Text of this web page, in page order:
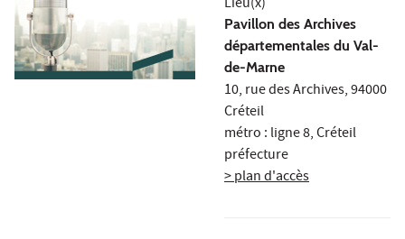
Lieu(x)
Pavillon des Archives
départementales du Val-
de-Marne
10, rue des Archives, 94000
Créteil
métro : ligne 8, Créteil
préfecture
> plan d'accès